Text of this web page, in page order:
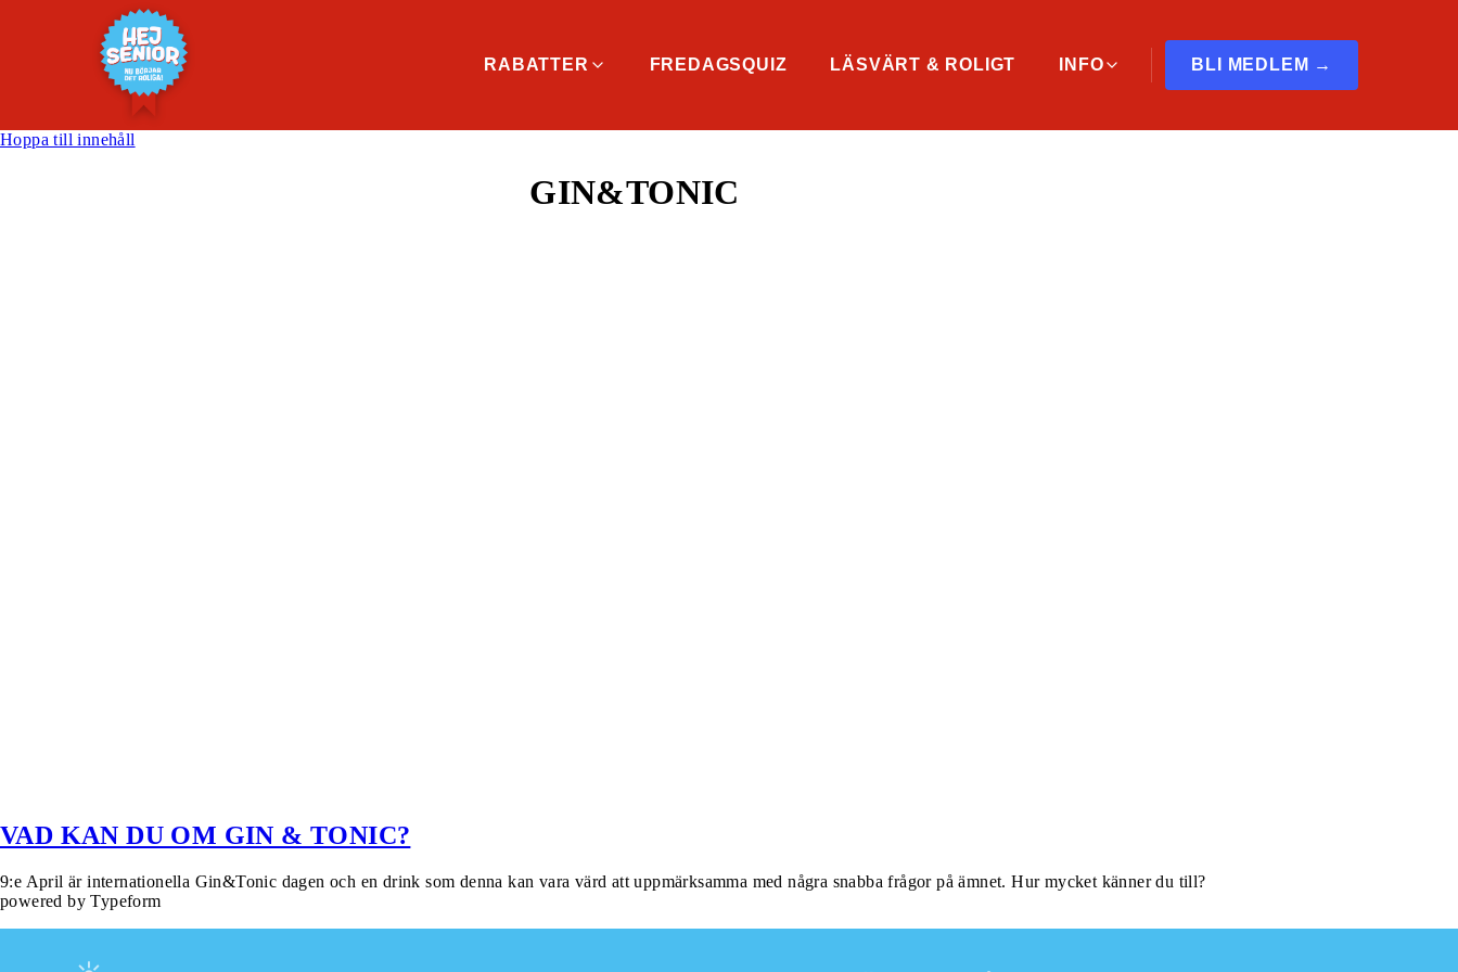
RABATTER FREDAGSQUIZ LÄSVÄRT & ROLIGT INFO BLI MEDLEM →
Hoppa till innehåll
GIN&TONIC
VAD KAN DU OM GIN & TONIC?
9:e April är internationella Gin&Tonic dagen och en drink som denna kan vara värd att uppmärksamma med några snabba frågor på ämnet. Hur mycket känner du till?
powered by Typeform